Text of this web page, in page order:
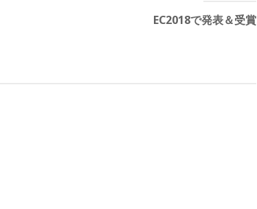
EC2018で発表＆受賞